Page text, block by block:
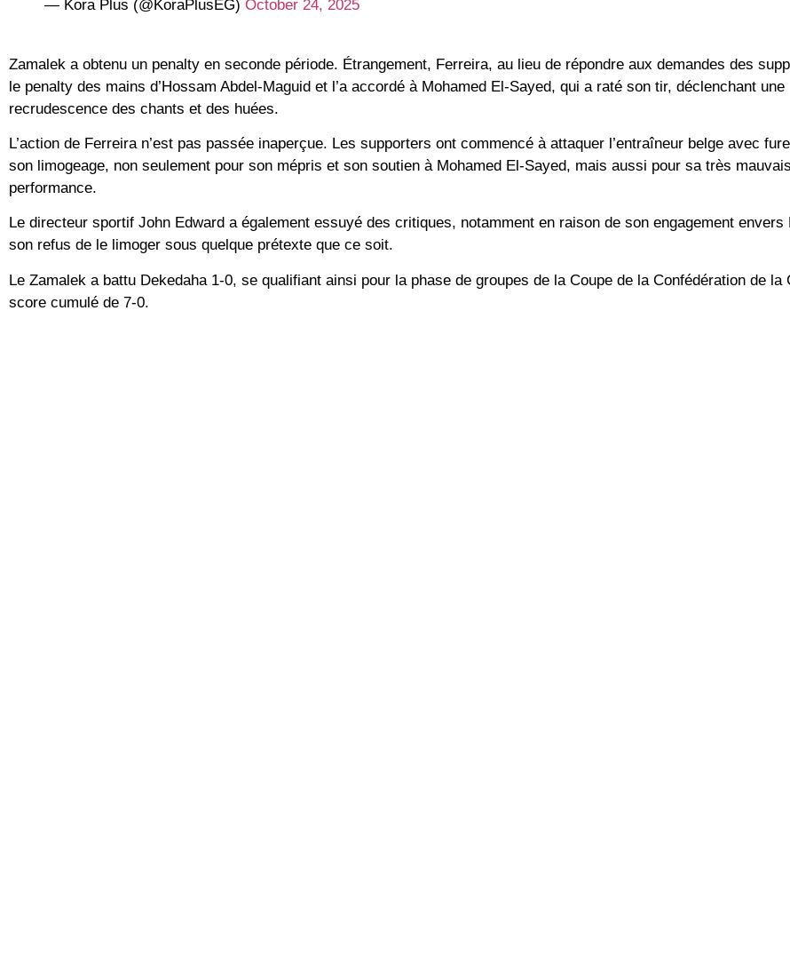
— Kora Plus (@KoraPlusEG) October 24, 2025
Zamalek a obtenu un penalty en seconde période. Étrangement, Ferreira, au lieu de répondre aux demandes des
le penalty des mains d’Hossam Abdel-Maguid et l’a accordé à Mohamed El-Sayed, qui a raté son tir, déclenchant une
recrudescence des chants et des huées.
L’action de Ferreira n’est pas passée inaperçue. Les supporters ont commencé à attaquer l’entraîneur belge avec
son limogeage, non seulement pour son mépris et son soutien à Mohamed El-Sayed, mais aussi pour sa très
performance.
Le directeur sportif John Edward a également essuyé des critiques, notamment en raison de son engagement envers
son refus de le limoger sous quelque prétexte que ce soit.
Le Zamalek a battu Dekedaha 1-0, se qualifiant ainsi pour la phase de groupes de la Coupe de la Confédération de la
score cumulé de 7-0.